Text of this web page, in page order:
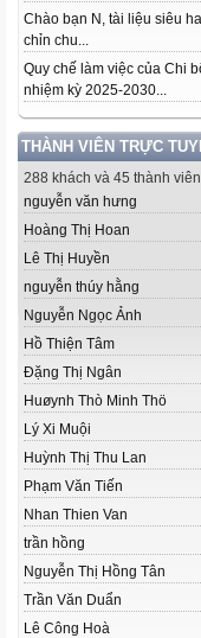
Chào bạn N, tài liệu siêu
chỉn chu...
Quy chế làm việc của Chi
nhiệm kỳ 2025-2030...
THÀNH VIÊN TRỰC
288 khách và 45 thành viên
nguyễn văn hưng
Hoàng Thị Hoan
Lê Thị Huyền
nguyễn thúy hằng
Nguyễn Ngọc Ảnh
Hồ Thiện Tâm
Đặng Thị Ngân
Huøynh Thò Minh Thö
Lý Xi Muội
Huỳnh Thị Thu Lan
Phạm Văn Tiến
Nhan Thien Van
trần hồng
Nguyễn Thị Hồng Tân
Trần Văn Duẩn
Lê Công Hoà